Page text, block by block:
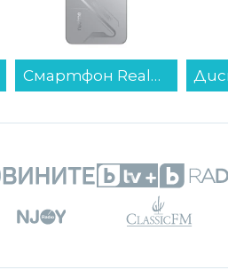
Диспенсър Finlux FWD-2058WP , 640 W...